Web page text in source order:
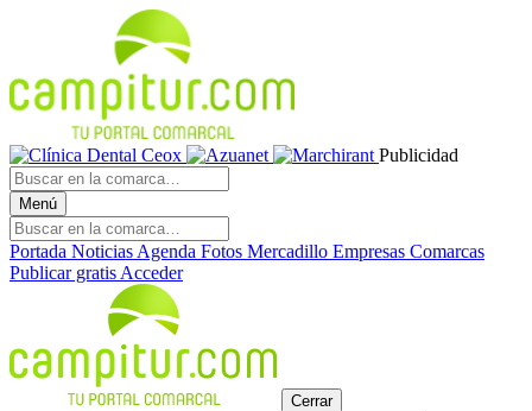
Publicidad
Menú
Portada Noticias Agenda Fotos Mercadillo Empresas Comarcas
Publicar gratis Acceder
Cerrar